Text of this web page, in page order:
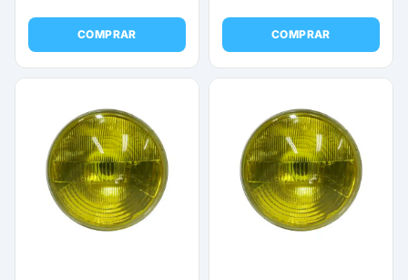
COMPRAR COMPRAR